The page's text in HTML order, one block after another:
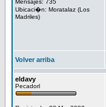
Mensajes: 735
Ubicaci�n: Moratalaz (Los
Madriles)
Volver arriba
eldavy
Pecadorl